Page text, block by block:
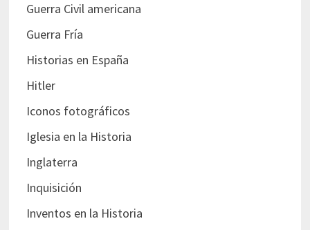
Guerra Civil americana
Guerra Fría
Historias en España
Hitler
Iconos fotográficos
Iglesia en la Historia
Inglaterra
Inquisición
Inventos en la Historia